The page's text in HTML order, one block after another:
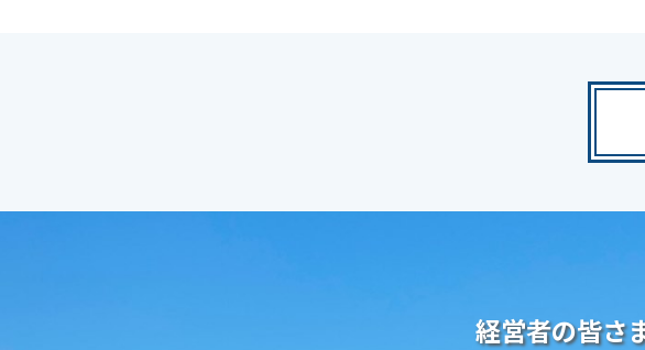
経営者の皆さ